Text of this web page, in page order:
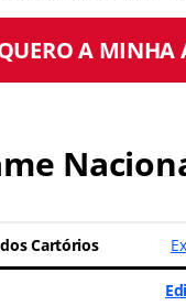
A MINHA
Cartórios